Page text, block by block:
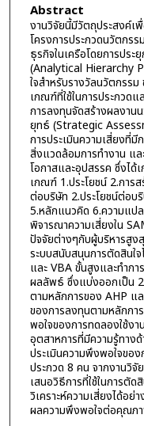
Abstract
งานวิจัยนี้มีวัตถุประสงค์เ
โครงการประกวดนวัตกร
ธุรกิจในเครือโดยการประ
(Analytical Hierarchy
ใจสำหรับรางวัลนวัตกรรม
เกณฑ์ที่ใช้ในการประกวดแ
การลงทุนจัดสร้างผลงาน
ยุทธ์ (Strategic
การประเมินความเสี่ยงที่
สิ่งแวดล้อมการทำงาน แ
โอกาสและอุปสรรค ซึ่งไ
เกณฑ์ 1.ประโยชน์ 2.การ
ต่อบริษัท 2.ประโยชน์ต่อบ
5.หลักแนวคิด 6.ความแปล
พิจารณาความเสี่ยงใน
ปัจจัยต่างๆกับผู้บริหารสูง
ระบบสนับสนุนการตัดสิน
และ VBA ขั้นสูงและทำก
ผลลัพธ์ ซึ่งแบ่งออกเป็น 2
ตามหลักการของ AHP แ
ของการลงทุนตามหลักกา
พอใจของการทดลองใช้ง
อุตสาหการที่มีความรู้ทาง
ประเมินความพึงพอใจขอ
ประกวด 8 คน จากงานวิจั
เสนอวิธีการที่ใช้ในการตัด
วิเคราะห์ความเสี่ยงได้อย่
ผลความพึงพอใจต่อคุณภ